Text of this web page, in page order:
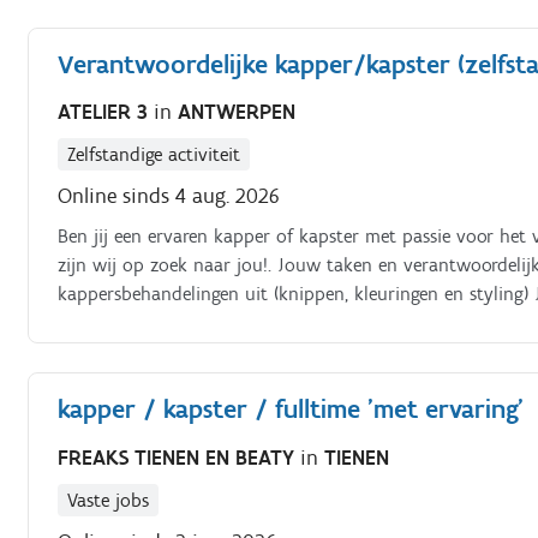
Verantwoordelijke kapper/kapster
ATELIER 3 inANTWERPEN
Zelfstandige activiteit
Online sinds 4 aug. 2026
Ben jij een ervaren kapper of kapster met passie voor
zijn wij op zoek naar jou!. Jouw taken en
kappersbehandelingen uit (knippen, kleuringen en
binnen de zaak Je beheert de agenda en stemt afspraken
kapper / kapster / fulltime 'met ervaring'
FREAKS TIENEN EN BEATY inTIENEN
Vaste jobs